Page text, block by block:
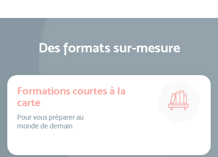
Des formats sur-mesure
Formations courtes à la
carte
Pour vous préparer au
monde de demain